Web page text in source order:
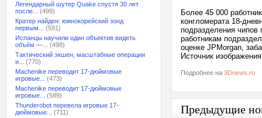
Легендарный шутер Quake спустя 30 лет
после...
(499)
Кратер найден: южнокорейский зонд
первым...
(591)
Испанцы научили один объектив видеть
объём —...
(498)
Тактический экшен, масштабные операции
и...
(770)
Machenike переводит 17-дюймовые
игровые...
(473)
Machenike переводит 17-дюймовые
игровые...
(589)
Thunderobot перевела игровые 17-
дюймовые...
(711)
Более 45 000
конгломерата 18-
подразделения чипов
работникам
оценке JPMorgan,
Источник
Подробнее на 3Dnews.ru
Предыдущие